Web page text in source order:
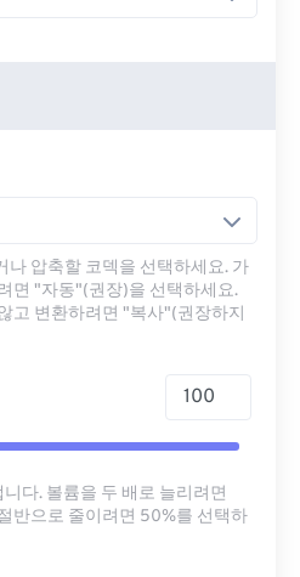
나 압축할 코덱을 선택하세요. 가
면 "자동"(권장)을 선택하세요.
고 변환하려면 "복사"(권장하지
다. 볼륨을 두 배로 늘리려면
반으로 줄이려면 50%를 선택하